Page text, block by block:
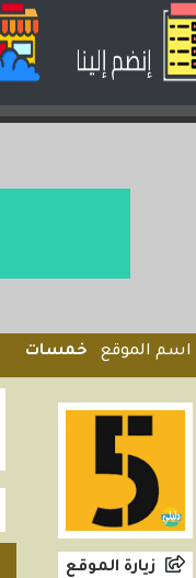
اسم الموقع خمسات
زيارة الموقع